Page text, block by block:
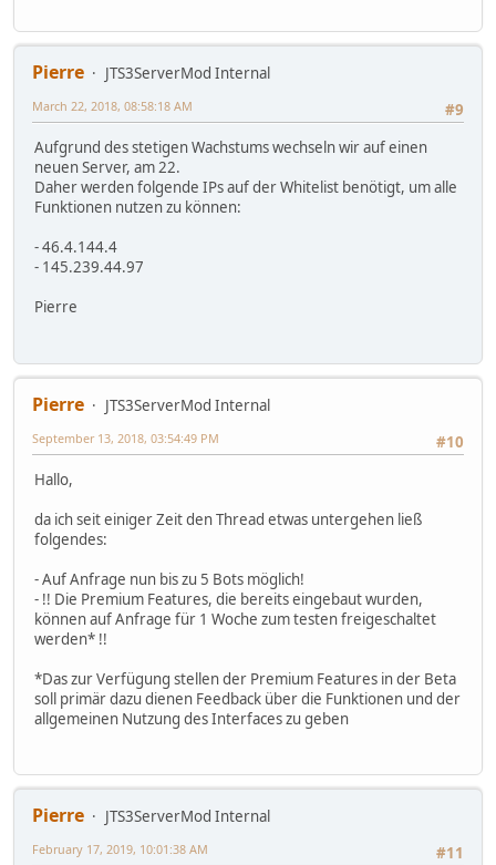
Pierre
JTS3ServerMod Internal
#9
March 22, 2018, 08:58:18 AM
Aufgrund des stetigen Wachstums wechseln wir auf einen
neuen Server, am 22.
Daher werden folgende IPs auf der Whitelist benötigt, um alle
Funktionen nutzen zu können:
- 46.4.144.4
- 145.239.44.97
Pierre
Pierre
JTS3ServerMod Internal
#10
September 13, 2018, 03:54:49 PM
Hallo,
da ich seit einiger Zeit den Thread etwas untergehen ließ
folgendes:
- Auf Anfrage nun bis zu 5 Bots möglich!
- !! Die Premium Features, die bereits eingebaut wurden,
können auf Anfrage für 1 Woche zum testen freigeschaltet
werden* !!
*Das zur Verfügung stellen der Premium Features in der Beta
soll primär dazu dienen Feedback über die Funktionen und der
allgemeinen Nutzung des Interfaces zu geben
Pierre
JTS3ServerMod Internal
#11
February 17, 2019, 10:01:38 AM